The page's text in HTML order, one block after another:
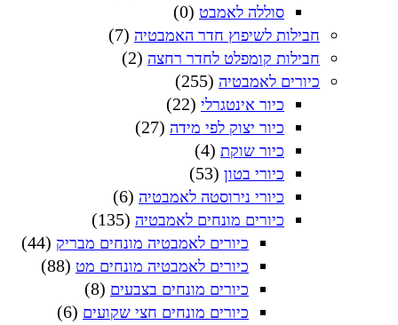
סוללה לאמבט (0)
חבילות לשיפוץ חדר האמבטיה (7)
חבילות קומפלט לחדר רחצה (2)
כיורים לאמבטיה (255)
כיור אינטגרלי (22)
כיור יצוק לפי מידה (27)
כיור שוקת (4)
כיורי בטון (53)
כיורי נירוסטה לאמבטיה (6)
כיורים מונחים לאמבטיה (135)
כיורים לאמבטיה מונחים מבריק (44)
כיורים לאמבטיה מונחים מט (88)
כיורים מונחים בצבעים (8)
כיורים מונחים חצי שקועים (6)